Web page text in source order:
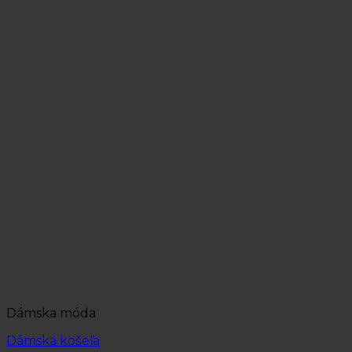
Dámska móda
Dámska košeľa